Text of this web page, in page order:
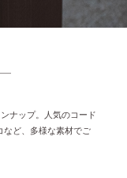
ナップ。人気のコード
など、多様な素材でご